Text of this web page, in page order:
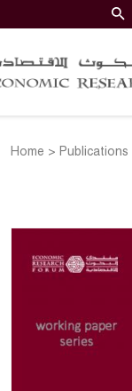
Home > Publications